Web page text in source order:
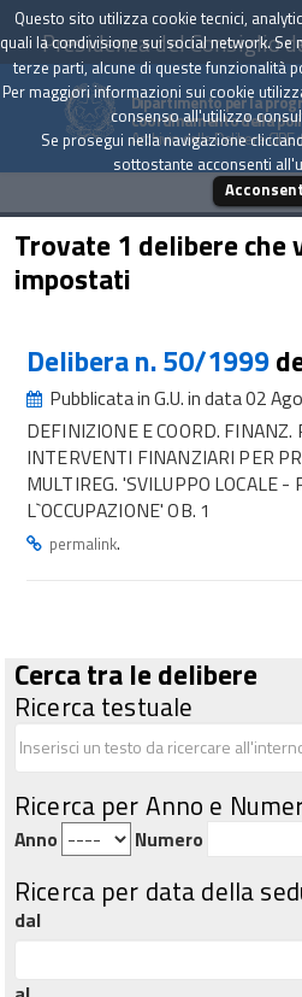
Presidenza del Consiglio
Dipartimento per la
coordinamento della
Archivio delle Delibere CIPE
Trovate 1 delibere
impostati
Delibera n. 50/1999
Pubblicata in G.U. in data 02
DEFINIZIONE E COORD. FINANZ.
INTERVENTI FINANZIARI PER
MULTIREG. 'SVILUPPO LOCALE
L`OCCUPAZIONE' OB. 1
permalink.
Cerca tra le delibere
Ricerca testuale
Ricerca per Anno e
Anno Numero
Ricerca per data della
dal
Questo sito utilizza cookie tecnici,
quali la condivisione sui social network.
terze parti, alcune di queste funzionalità
Per maggiori informazioni sui cookie
consenso all'utilizzo
Se prosegui nella navigazione
sottostante acconsenti